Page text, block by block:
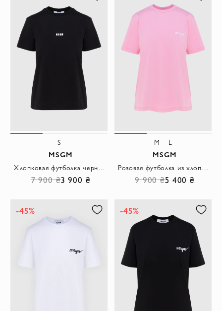
S
MSGM
7 900 ₴3 900 ₴
M L
MSGM
9 900 ₴5 400 ₴
-45% -45%